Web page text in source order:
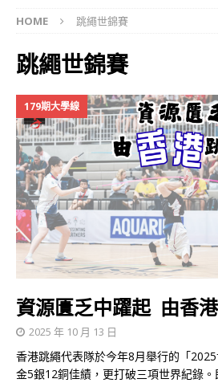
HOME 跳繩世錦賽
跳繩世錦賽
179期大學線
資源匱乏中躍起 由香
2025 年 10 月 13 日
香港跳繩代表隊於今年8月舉行的「
金5銀12銅佳績，更打破三項世界紀錄